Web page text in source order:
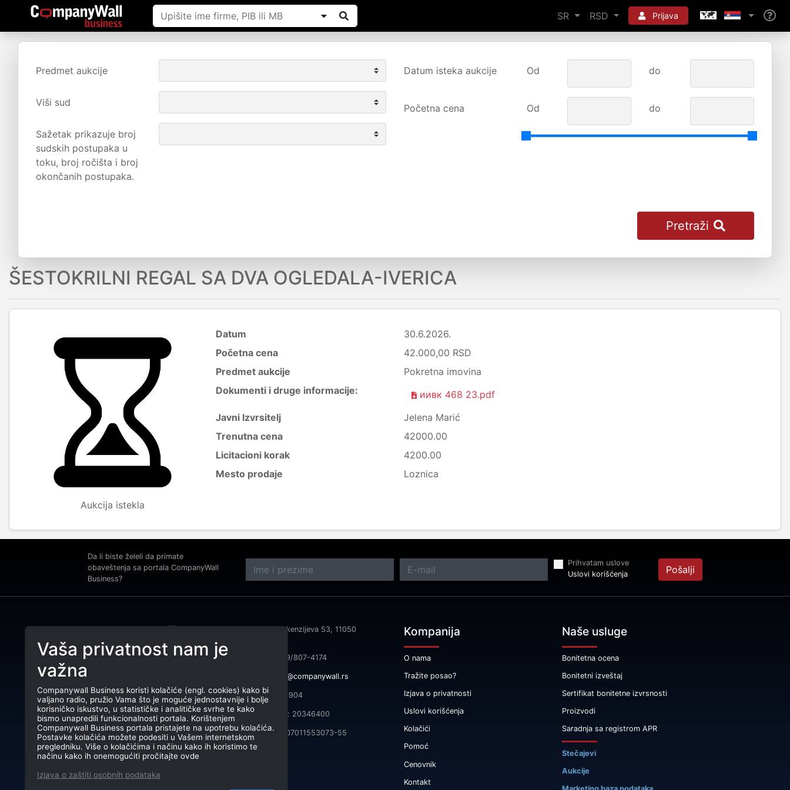
SR RSD Prijava
Predmet aukcije
Viši sud
Sažetak prikazuje broj
sudskih postupaka u
toku, broj ročišta i broj
okončanih postupaka.
Datum isteka aukcije Od do
Početna cena Od do
Pretraži
ŠESTOKRILNI REGAL SA DVA OGLEDALA-IVERICA
Aukcija istekla
Datum
30.6.2026.
Početna cena
42.000,00 RSD
Predmet aukcije
Pokretna imovina
Dokumenti i druge informacije:
иивк 468 23.pdf
Javni Izvrsitelj
Jelena Marić
Trenutna cena
42000.00
Licitacioni korak
4200.00
Mesto prodaje
Loznica
Da li biste želeli da primate
obaveštenja sa portala CompanyWall
Business?
Prihvatam uslove
Uslovi korišćenja
Pošalji
povezivanjem klijenata.
CompanyWall Business © 2026
Adresa: Makenzijeva 53, 11050
Telefon: 069/807-4174
info@companywall.rs
PIB: 105340904
Matični broj: 20346400
TR: 165-0007011553073-55
Kompanija
O nama
Tražite posao?
Izjava o privatnosti
Uslovi korišćenja
Kolačići
Pomoć
Cenovnik
Kontakt
Naše usluge
Bonitetna ocena
Bonitetni izveštaj
Sertifikat bonitetne izvrsnosti
Proizvodi
Saradnja sa registrom APR
Stečajevi
Aukcije
Vaša privatnost nam je
važna
Companywall Business koristi kolačiće (engl. cookies) kako bi
valjano radio, pružio Vama što je moguće jednostavnije i bolje
korisničko iskustvo, u statističke i analitičke svrhe te kako
bismo unapredili funkcionalnosti portala. Korištenjem
Companywall Business portala pristajete na upotrebu kolačića.
Postavke kolačića možete podesiti u Vašem internetskom
pregledniku. Više o kolačićima i načinu kako ih koristimo te
načinu kako ih onemogućiti pročitajte ovde
Izjava o zaštiti osobnih podataka